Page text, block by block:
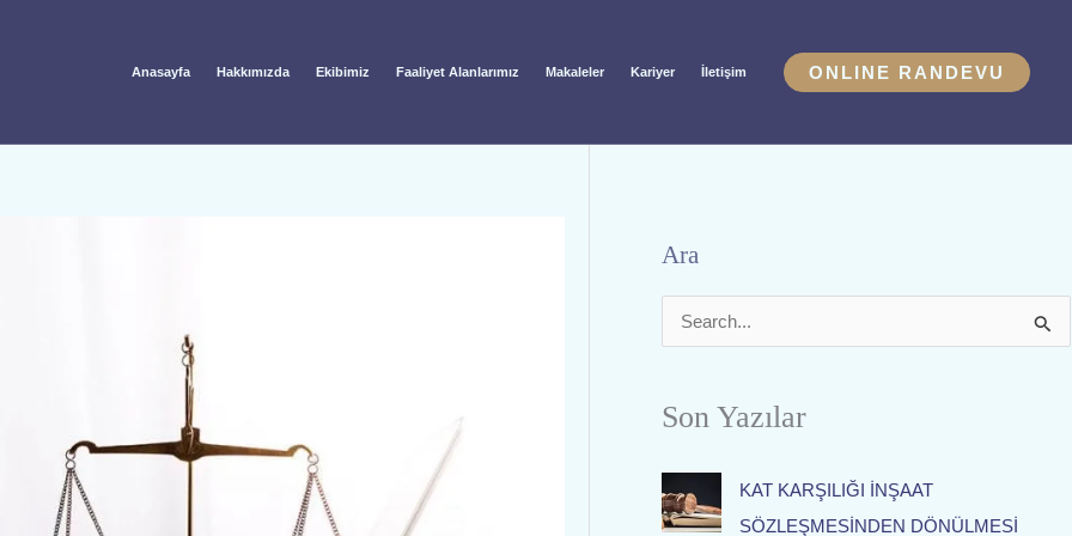
Anasayfa Hakkımızda Ekibimiz Faaliyet Alanlarımız Makaleler Kariyer İletişim ONLINE RANDEVU
Ara
c
h
Son Yazılar
KAT KARŞILIĞI İNŞAAT
SÖZLEŞMESİNDEN DÖNÜLMESİ